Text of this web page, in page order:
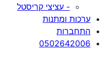
- עציצי קריסטל
ערכות ומתנות
התחברות
0502642006